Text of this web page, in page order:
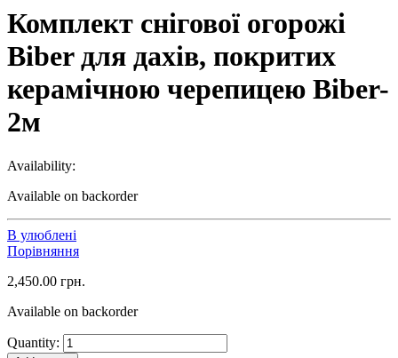
Комплект снігової огорожі
Biber для дахів, покритих
керамічною черепицею Biber-
2м
Availability:
Available on backorder
В улюблені
Порівняння
2,450.00 грн.
Available on backorder
Quantity: